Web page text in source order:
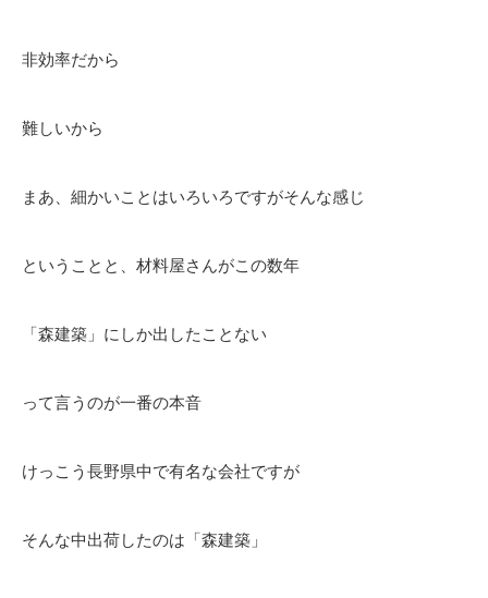
非効率だから
難しいから
まあ、細かいことはいろいろですがそんな感じ
ということと、材料屋さんがこの数年
「森建築」にしか出したことない
って言うのが一番の本音
けっこう長野県中で有名な会社ですが
そんな中出荷したのは「森建築」